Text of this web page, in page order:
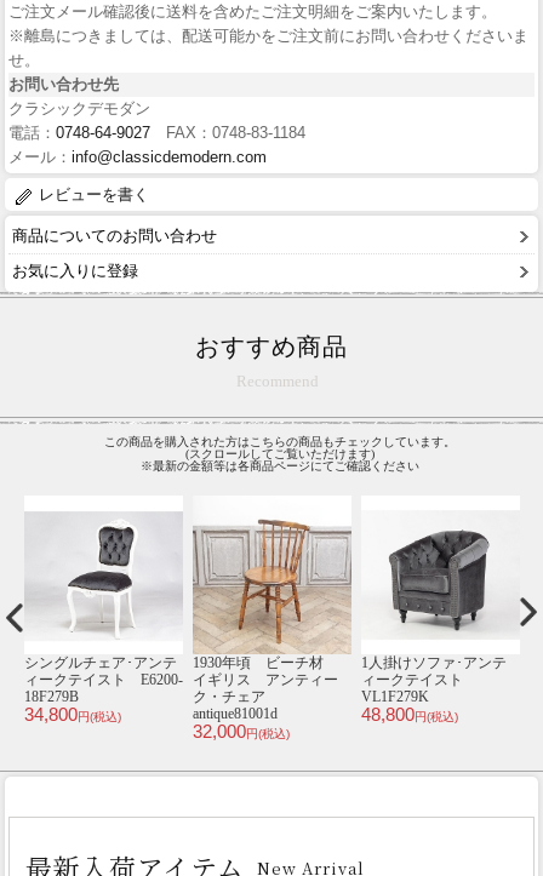
ご注文メール確認後に送料を含めたご注文明細をご案内いたします。
※離島につきましては、配送可能かをご注文前にお問い合わせくださいま
せ。
お問い合わせ先
クラシックデモダン
電話： 0748-64-9027 FAX：0748-83-1184
メール： info@classicdemodern.com
レビューを書く
商品についてのお問い合わせ
お気に入りに登録
おすすめ商品
Recommend
この商品を購入された方はこちらの商品もチェックしています。
(スクロールしてご覧いただけます)
※最新の金額等は各商品ページにてご確認ください
1900年頃 マホガニー
材 イギリス アンテ
ィーク・チェア
antique81079
シングルチェア･アンテ
ィークテイスト TB3-
18F237B
45,800円(税込)
シングルチェア･アンテ
ィークテイスト TB8-
8P32B
46,800円(税込)